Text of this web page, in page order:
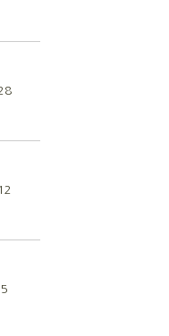
12
5